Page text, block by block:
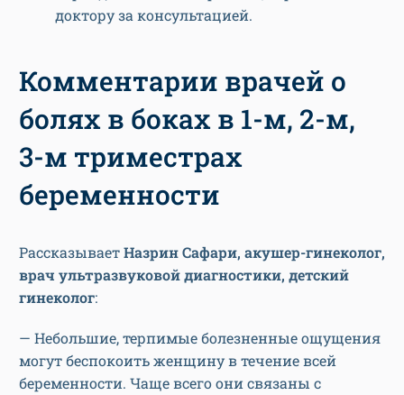
доктору за консультацией.
Комментарии врачей о
болях в боках в 1-м, 2-м,
3-м триместрах
беременности
РассказываетНазрин Сафари, акушер-гинеколог,
врач ультразвуковой диагностики, детский
гинеколог:
— Небольшие, терпимые болезненные ощущения
могут беспокоить женщину в течение всей
беременности. Чаще всего они связаны с